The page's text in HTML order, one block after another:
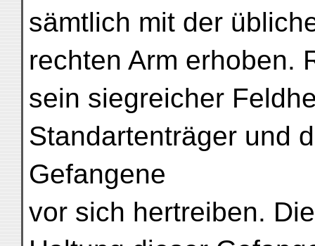
sämtlich mit der
rechten Arm erhoben.
sein siegreicher
Standartenträger und
Gefangene
vor sich hertreiben.